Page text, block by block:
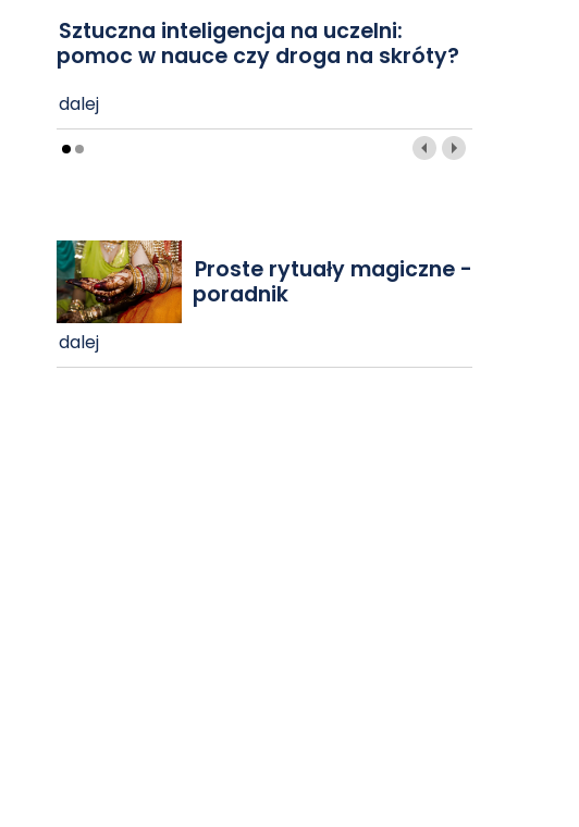
Sztuczna inteligencja na uczelni:
pomoc w nauce czy droga na skróty?
dalej
Proste rytuały magiczne -
poradnik
dalej